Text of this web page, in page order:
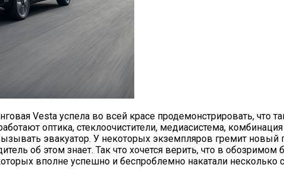
Vesta успела во всей красе продемонстрировать,
оптика, стеклоочистители, медиасистема,
эвакуатор. У некоторых экземпляров гремит
об этом знает. Так что хочется верить, что в
вполне успешно и беспроблемно накатали несколько